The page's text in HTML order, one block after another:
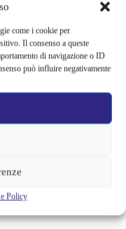
come i cookie per
Il consenso a queste
di navigazione o ID
può influire negativamente
Policy